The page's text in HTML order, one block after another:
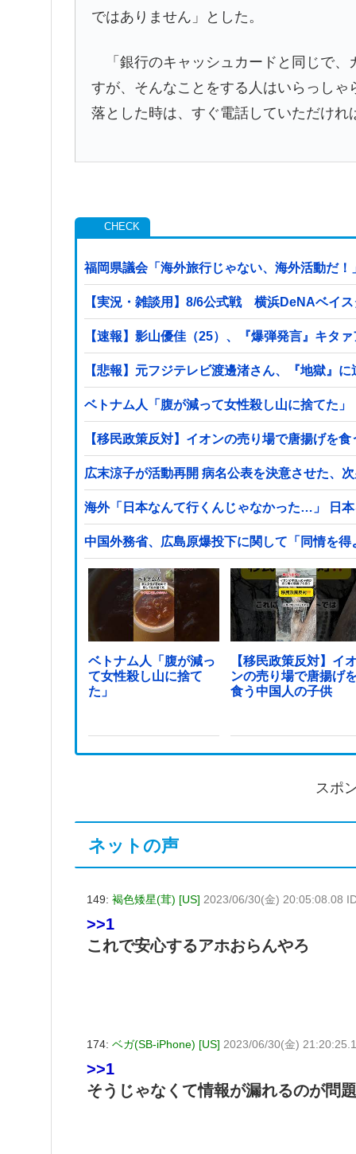
ではありません」とした。
「銀行のキャッシュカードと同じで、
すが、そんなことをする人はいらっし
落とした時は、すぐ電話していただけ
福岡県議会「海外旅行じゃない、海外活動だ
【実況・雑談用】8/6公式戦 横浜DeNAベイ
【速報】影山優佳（25）、『爆弾発言』キタ
【悲報】元フジテレビ渡邊渚さん、『地獄』
ベトナム人「腹が減って女性殺し山に捨てた」
【移民政策反対】イオンの売り場で唐揚げを
広末涼子が活動再開 病名公表を決意させた、
海外「日本なんて行くんじゃなかった…」 日
中国外務省、広島原爆投下に関して「同情を
ベトナム人「腹が減っ
て女性殺し山に捨て
た」
【移民政策反対】イ
ンの売り場で唐揚げ
食う中国人の子供
スポ
ネットの声
149: 褐色矮星(茸) [US] 2023/06/30(金) 20:05:08.08
>>1
これで安心するアホおらんやろ
174: ベガ(SB-iPhone) [US] 2023/06/30(金)
>>1
そうじゃなくて情報が漏れるのが問